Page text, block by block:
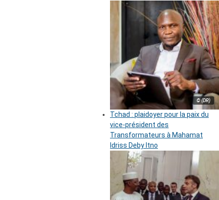
© (DR)
Tchad : plaidoyer pour la paix du
vice-président des
Transformateurs à Mahamat
Idriss Deby Itno